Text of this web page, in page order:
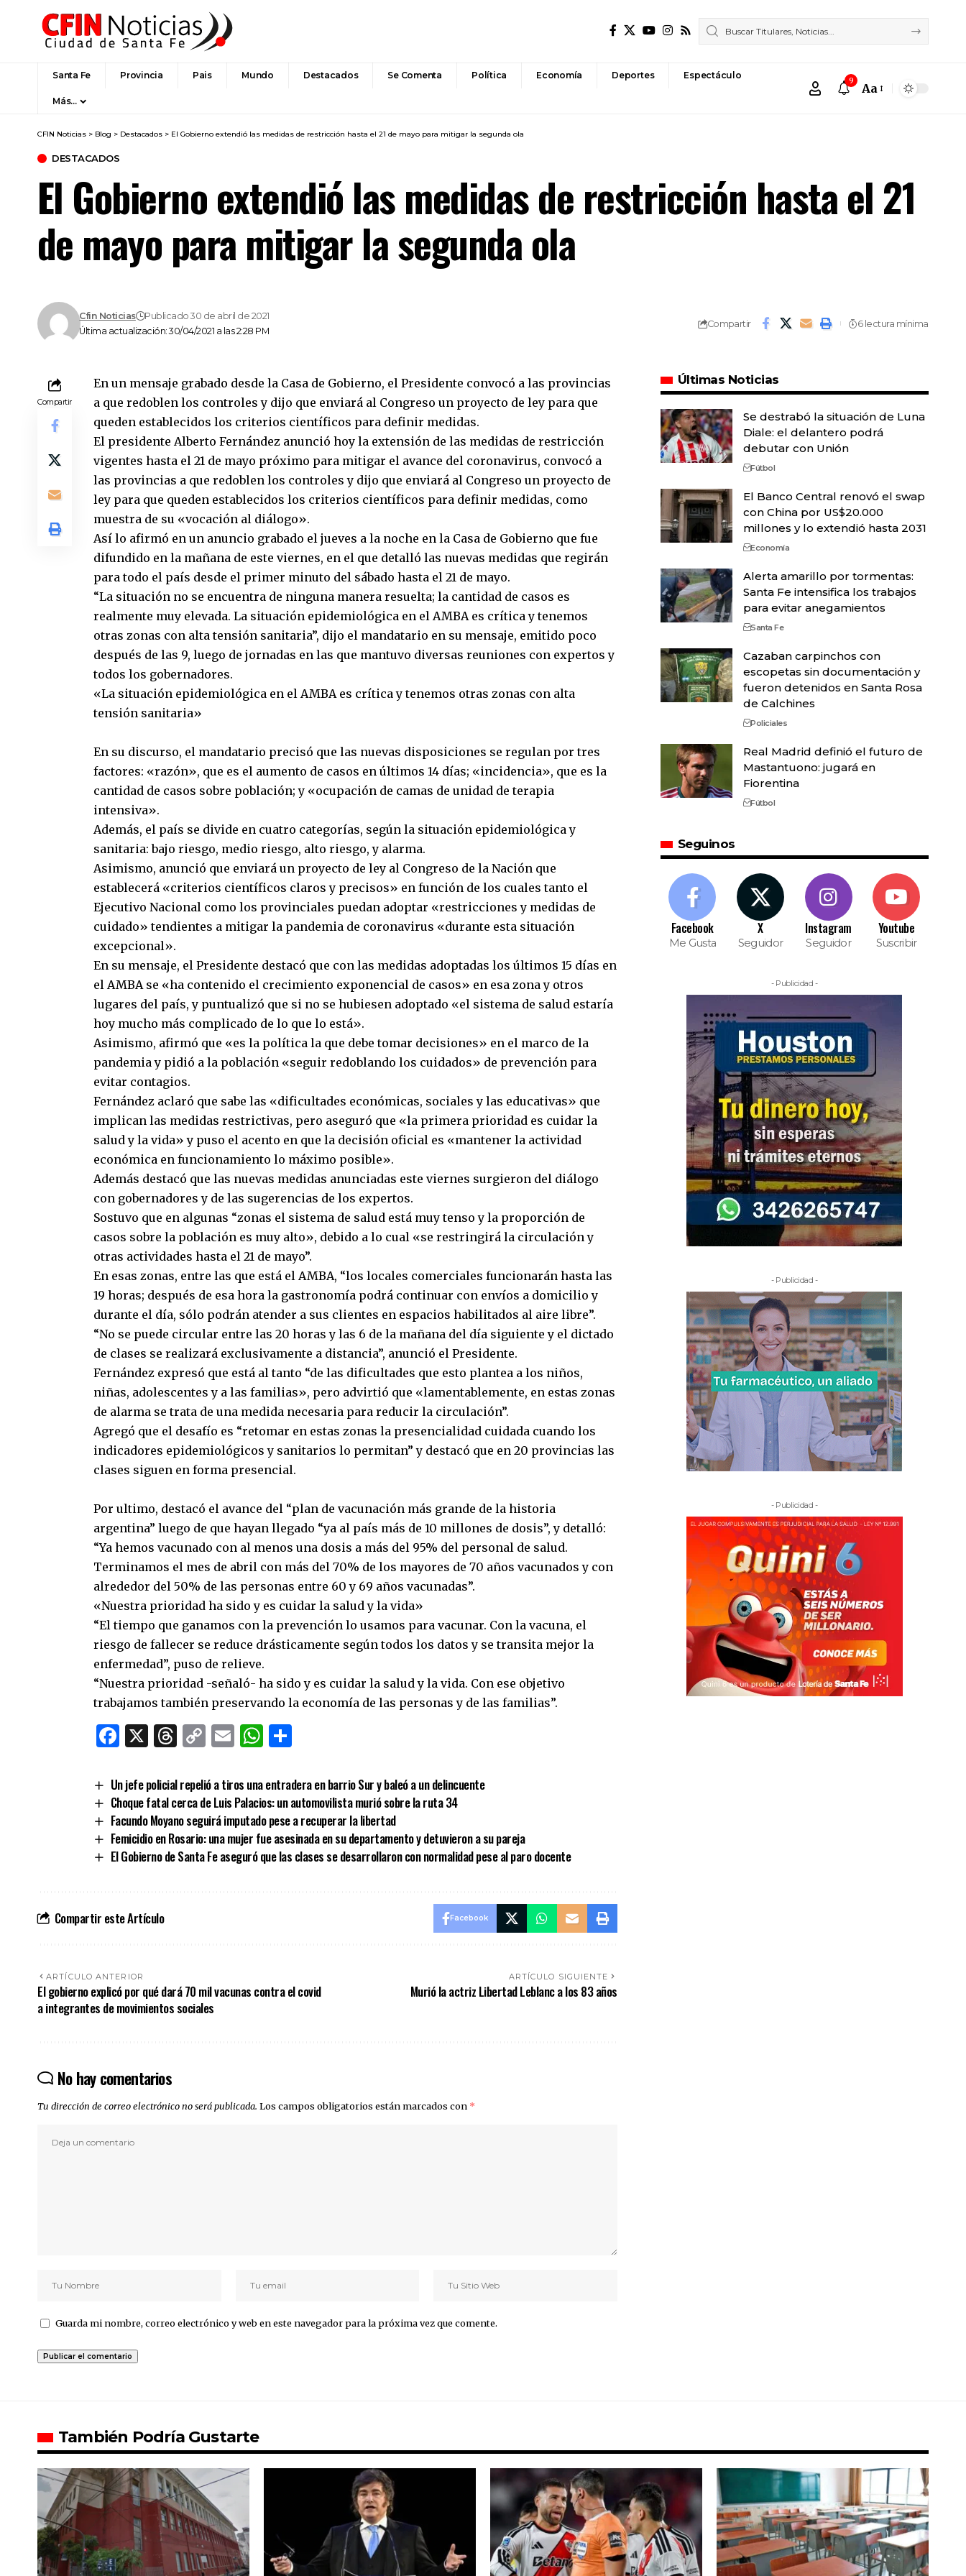
Santa Fe Provincia Pais Mundo Destacados Se Comenta Política Economía Deportes Espectáculo
Más…
9
Font
Aa
CFIN Noticias > Blog > Destacados > El Gobierno extendió las medidas de restricción hasta el 21 de mayo para mitigar la segunda ola
DESTACADOS
El Gobierno extendió las medidas de restricción hasta el 21
de mayo para mitigar la segunda ola
Última actualización: 30/04/2021 a las 2:28 PM
Cfin Noticias Publicado 30 de abril de 2021
Compartir 6 lectura mínima
Compartir
En un mensaje grabado desde la Casa de Gobierno, el Presidente convocó a las provincias
a que redoblen los controles y dijo que enviará al Congreso un proyecto de ley para que
queden establecidos los criterios científicos para definir medidas.
El presidente Alberto Fernández anunció hoy la extensión de las medidas de restricción
vigentes hasta el 21 de mayo próximo para mitigar el avance del coronavirus, convocó a
las provincias a que redoblen los controles y dijo que enviará al Congreso un proyecto de
ley para que queden establecidos los criterios científicos para definir medidas, como
muestra de su «vocación al diálogo».
Así lo afirmó en un anuncio grabado el jueves a la noche en la Casa de Gobierno que fue
difundido en la mañana de este viernes, en el que detalló las nuevas medidas que regirán
para todo el país desde el primer minuto del sábado hasta el 21 de mayo.
“La situación no se encuentra de ninguna manera resuelta; la cantidad de casos es
realmente muy elevada. La situación epidemiológica en el AMBA es crítica y tenemos
otras zonas con alta tensión sanitaria”, dijo el mandatario en su mensaje, emitido poco
después de las 9, luego de jornadas en las que mantuvo diversas reuniones con expertos y
todos los gobernadores.
«La situación epidemiológica en el AMBA es crítica y tenemos otras zonas con alta
tensión sanitaria»
En su discurso, el mandatario precisó que las nuevas disposiciones se regulan por tres
factores: «razón», que es el aumento de casos en últimos 14 días; «incidencia», que es la
cantidad de casos sobre población; y «ocupación de camas de unidad de terapia
intensiva».
Además, el país se divide en cuatro categorías, según la situación epidemiológica y
sanitaria: bajo riesgo, medio riesgo, alto riesgo, y alarma.
Asimismo, anunció que enviará un proyecto de ley al Congreso de la Nación que
establecerá «criterios científicos claros y precisos» en función de los cuales tanto el
Ejecutivo Nacional como los provinciales puedan adoptar «restricciones y medidas de
cuidado» tendientes a mitigar la pandemia de coronavirus «durante esta situación
excepcional».
En su mensaje, el Presidente destacó que con las medidas adoptadas los últimos 15 días en
el AMBA se «ha contenido el crecimiento exponencial de casos» en esa zona y otros
lugares del país, y puntualizó que si no se hubiesen adoptado «el sistema de salud estaría
hoy mucho más complicado de lo que lo está».
Asimismo, afirmó que «es la política la que debe tomar decisiones» en el marco de la
pandemia y pidió a la población «seguir redoblando los cuidados» de prevención para
evitar contagios.
Fernández aclaró que sabe las «dificultades económicas, sociales y las educativas» que
implican las medidas restrictivas, pero aseguró que «la primera prioridad es cuidar la
salud y la vida» y puso el acento en que la decisión oficial es «mantener la actividad
económica en funcionamiento lo máximo posible».
Además destacó que las nuevas medidas anunciadas este viernes surgieron del diálogo
con gobernadores y de las sugerencias de los expertos.
Sostuvo que en algunas “zonas el sistema de salud está muy tenso y la proporción de
casos sobre la población es muy alto», debido a lo cual «se restringirá la circulación y
otras actividades hasta el 21 de mayo”.
En esas zonas, entre las que está el AMBA, “los locales comerciales funcionarán hasta las
19 horas; después de esa hora la gastronomía podrá continuar con envíos a domicilio y
durante el día, sólo podrán atender a sus clientes en espacios habilitados al aire libre”.
“No se puede circular entre las 20 horas y las 6 de la mañana del día siguiente y el dictado
de clases se realizará exclusivamente a distancia”, anunció el Presidente.
Fernández expresó que está al tanto “de las dificultades que esto plantea a los niños,
niñas, adolescentes y a las familias», pero advirtió que «lamentablemente, en estas zonas
de alarma se trata de una medida necesaria para reducir la circulación”.
Agregó que el desafío es “retomar en estas zonas la presencialidad cuidada cuando los
indicadores epidemiológicos y sanitarios lo permitan” y destacó que en 20 provincias las
clases siguen en forma presencial.
Por ultimo, destacó el avance del “plan de vacunación más grande de la historia
argentina” luego de que hayan llegado “ya al país más de 10 millones de dosis”, y detalló:
“Ya hemos vacunado con al menos una dosis a más del 95% del personal de salud.
Terminamos el mes de abril con más del 70% de los mayores de 70 años vacunados y con
alrededor del 50% de las personas entre 60 y 69 años vacunadas”.
«Nuestra prioridad ha sido y es cuidar la salud y la vida»
“El tiempo que ganamos con la prevención lo usamos para vacunar. Con la vacuna, el
riesgo de fallecer se reduce drásticamente según todos los datos y se transita mejor la
enfermedad”, puso de relieve.
“Nuestra prioridad -señaló- ha sido y es cuidar la salud y la vida. Con ese objetivo
trabajamos también preservando la economía de las personas y de las familias”.
Facebook
X Threads
CopyEmailWhatsApp
Un jefe policial repelió a tiros una entradera en barrio Sur y baleó a un delincuente
Choque fatal cerca de Luis Palacios: un automovilista murió sobre la ruta 34
Facundo Moyano seguirá imputado pese a recuperar la libertad
Femicidio en Rosario: una mujer fue asesinada en su departamento y detuvieron a su pareja
El Gobierno de Santa Fe aseguró que las clases se desarrollaron con normalidad pese al paro docente
Compartir este Artículo Facebook
ARTÍCULO ANTERIOR
El gobierno explicó por qué dará 70 mil vacunas contra el covid
a integrantes de movimientos sociales
ARTÍCULO SIGUIENTE
Murió la actriz Libertad Leblanc a los 83 años
No hay comentarios
Tu dirección de correo electrónico no será publicada. Los campos obligatorios están marcados con *
Guarda mi nombre, correo electrónico y web en este navegador para la próxima vez que comente.
Últimas Noticias
Se destrabó la situación de Luna
Diale: el delantero podrá
debutar con Unión
Fútbol
El Banco Central renovó el swap
con China por US$20.000
millones y lo extendió hasta 2031
Economía
Alerta amarillo por tormentas:
Santa Fe intensifica los trabajos
para evitar anegamientos
Santa Fe
Cazaban carpinchos con
escopetas sin documentación y
fueron detenidos en Santa Rosa
de Calchines
Policiales
Real Madrid definió el futuro de
Mastantuono: jugará en
Fiorentina
Fútbol
Seguinos
Facebook
Me Gusta
X
Seguidor
Instagram
Seguidor
Youtube
Suscribir
- Publicidad -
- Publicidad -
- Publicidad -
También Podría Gustarte